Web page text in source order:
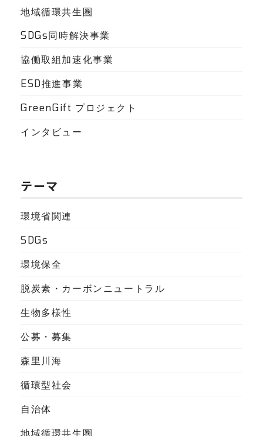
地域循環共生圏
SDGs同時解決事業
協働取組加速化事業
ESD推進事業
GreenGift プロジェクト
インタビュー
テーマ
環境省関連
SDGs
環境保全
脱炭素・カーボンニュートラル
生物多様性
公募・募集
森里川海
循環型社会
自治体
地域循環共生圏